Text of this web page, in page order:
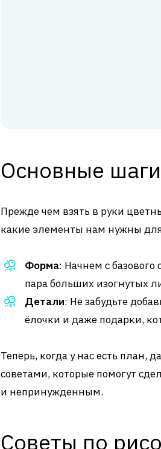
Основные
Прежде чем взять в руки
какие элементы нам нужны
Форма: Начнем с
пара больших изогнутых
Детали: Не забудьте
ёлочки и даже подарки,
Теперь, когда у нас есть план,
советами, которые помогут
и непринужденным.
Советы по